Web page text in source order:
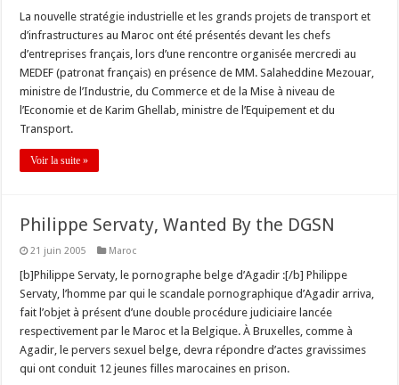
La nouvelle stratégie industrielle et les grands projets de transport et
d’infrastructures au Maroc ont été présentés devant les chefs
d’entreprises français, lors d’une rencontre organisée mercredi au
MEDEF (patronat français) en présence de MM. Salaheddine Mezouar,
ministre de l’Industrie, du Commerce et de la Mise à niveau de
l’Economie et de Karim Ghellab, ministre de l’Equipement et du
Transport.
Voir la suite »
Philippe Servaty, Wanted By the DGSN
21 juin 2005 Maroc
[b]Philippe Servaty, le pornographe belge d’Agadir :[/b] Philippe
Servaty, l’homme par qui le scandale pornographique d’Agadir arriva,
fait l’objet à présent d’une double procédure judiciaire lancée
respectivement par le Maroc et la Belgique. À Bruxelles, comme à
Agadir, le pervers sexuel belge, devra répondre d’actes gravissimes
qui ont conduit 12 jeunes filles marocaines en prison.